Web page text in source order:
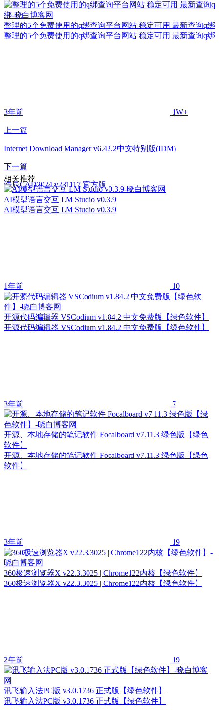
整理的5个免费使用的q绑查询平台网站 稳定可用 最新查询q绑
整理的5个免费使用的q绑查询平台网站 稳定可用 最新查询q绑
3年前 1W+
上一篇
Internet Download Manager v6.42.2中文特别版(IDM)
下一篇
浩辰CAD2024 v231117 官方版
相关推荐
AI模型语言交互 LM Studio v0.3.9
AI模型语言交互 LM Studio v0.3.9
1年前 10
开源代码编辑器 VSCodium v1.84.2 中文免费版【绿色软件】
开源代码编辑器 VSCodium v1.84.2 中文免费版【绿色软件】
3年前 7
开源、本地存储的笔记软件 Focalboard v7.11.3 绿色版【绿色
软件】
开源、本地存储的笔记软件 Focalboard v7.11.3 绿色版【绿色
软件】
3年前 19
360极速浏览器X v22.3.3025 | Chrome122内核【绿色软件】
360极速浏览器X v22.3.3025 | Chrome122内核【绿色软件】
2年前 19
讯飞输入法PC版 v3.0.1736 正式版【绿色软件】
讯飞输入法PC版 v3.0.1736 正式版【绿色软件】